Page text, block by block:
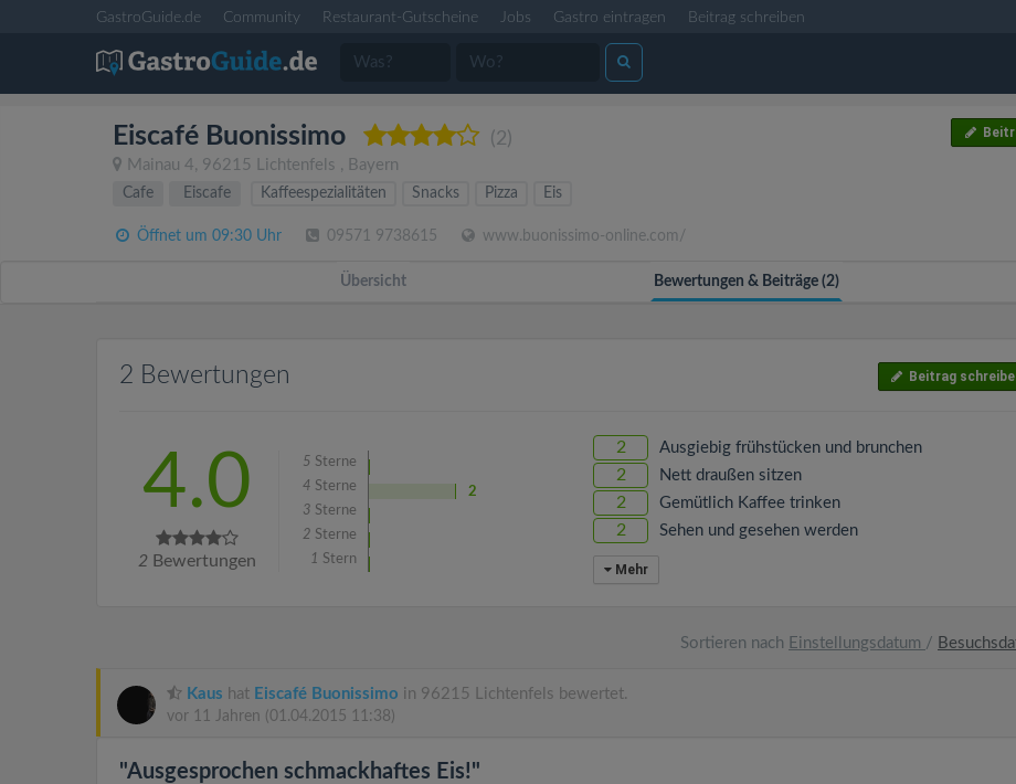
GastroGuide.de Community Restaurant-Gutscheine Jobs Gastro eintragen Beitrag schreiben
Eiscafé Buonissimo (2)
Mainau 4, 96215 Lichtenfels , Bayern
Cafe
Eiscafe Kaffeespezialitäten Snacks Pizza Eis
Öffnet um 09:30 Uhr 09571 9738615 www.buonissimo-online.com/
Übersicht Bewertungen & Beiträge (2)
2 Bewertungen Beitrag
4.0
2 Bewertungen
5 Sterne
4 Sterne
2
3 Sterne
2 Sterne
1 Stern
2 Ausgiebig frühstücken und brunchen
2 Nett draußen sitzen
2 Gemütlich Kaffee trinken
2 Sehen und gesehen werden
Mehr
Sortieren nach Einstellungsdatum /
Kaus hat Eiscafé Buonissimo in 96215 Lichtenfels bewertet.
vor 11 Jahren (01.04.2015 11:38)
"Ausgesprochen schmackhaftes Eis!"